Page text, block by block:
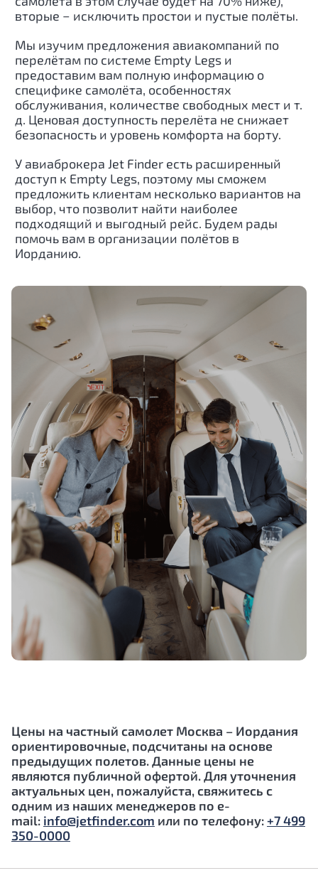
вторые − исключить простои и пустые полёты.
Мы изучим предложения авиакомпаний по
перелётам по системе Empty Legs и
предоставим вам полную информацию о
специфике самолёта, особенностях
обслуживания, количестве свободных мест и т.
д. Ценовая доступность перелёта не снижает
безопасность и уровень комфорта на борту.
У авиаброкера Jet Finder есть расширенный
доступ к Empty Legs, поэтому мы сможем
предложить клиентам несколько вариантов на
выбор, что позволит найти наиболее
подходящий и выгодный рейс. Будем рады
помочь вам в организации полётов в
Иорданию.
Цены на частный самолет Москва – Иордания
ориентировочные, подсчитаны на основе
предыдущих полетов. Данные цены не
являются публичной офертой. Для уточнения
актуальных цен, пожалуйста, свяжитесь с
одним из наших менеджеров по e-
mail: info@jetfinder.com или по телефону:+7 499
350-0000